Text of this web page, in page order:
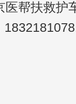
医帮扶救护